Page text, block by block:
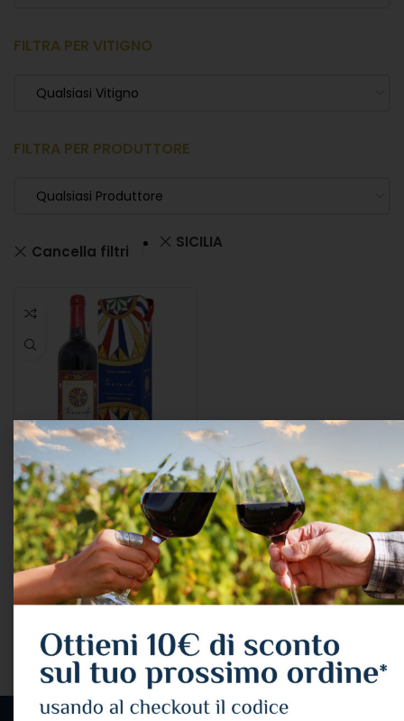
FILTRA PER VITIGNO
Qualsiasi Vitigno
FILTRA PER PRODUTTORE
Qualsiasi Produttore
Cancella filtri SICILIA
Donnafugata “tancredi”
Dolce&gabbana 2021
Cl.75 14° Astucciato
VINI,VINO ROSSO
Donnafugata
31,97€ IVA Inclusa